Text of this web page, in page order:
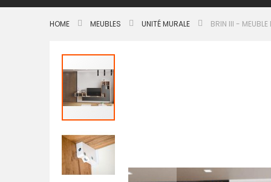
HOME MEUBLES UNITÉ MURALE BRIN III - MEUBLE
Passer
à
la
de
la
galerie